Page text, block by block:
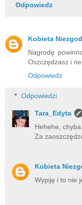
Odpowiedz
Kobieta
Nagrodę
Oszczędzasz i
Odpowiedz
Odpowiedzi
Tara_Edyta
Hehehe,
Za
Kobieta
Wypiję i to nie